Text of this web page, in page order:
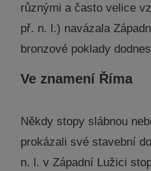
různými a často velice
př. n. l.) navázala
bronzové poklady
Ve znamení Říma
Někdy stopy slábnou
prokázali své stavební
n. l. v Západní Lužici